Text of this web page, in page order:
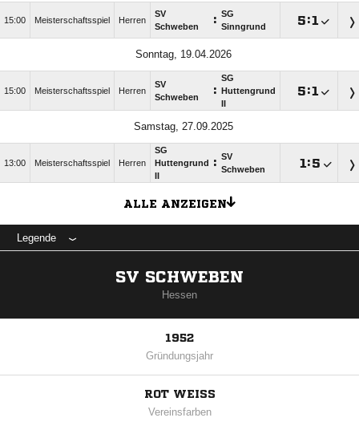
15:00 Meisterschaftsspiel Herren
SV
Schweben
: SG
Sinngrund
:
Sonntag, 19.04.2026
15:00 Meisterschaftsspiel Herren
SV
Schweben
:
SG
Huttengrund
:
Samstag, 27.09.2025
13:00 Meisterschaftsspiel Herren
SG
Huttengrund
: SV
Schweben
:
ALLE ANZEIGEN
Legende
SV SCHWEBEN
Hessen
1952
Gründungsjahr
ROT WEISS
Vereinsfarben